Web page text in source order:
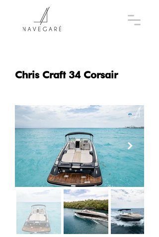
Chris Craft 34 Corsair